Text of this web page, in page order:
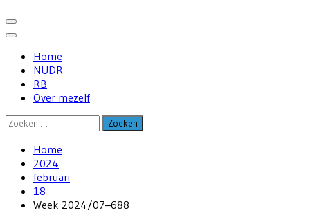
Home
NUDR
RB
Over mezelf
Zoeken
naar:
Home
2024
februari
18
Week 2024/07–688